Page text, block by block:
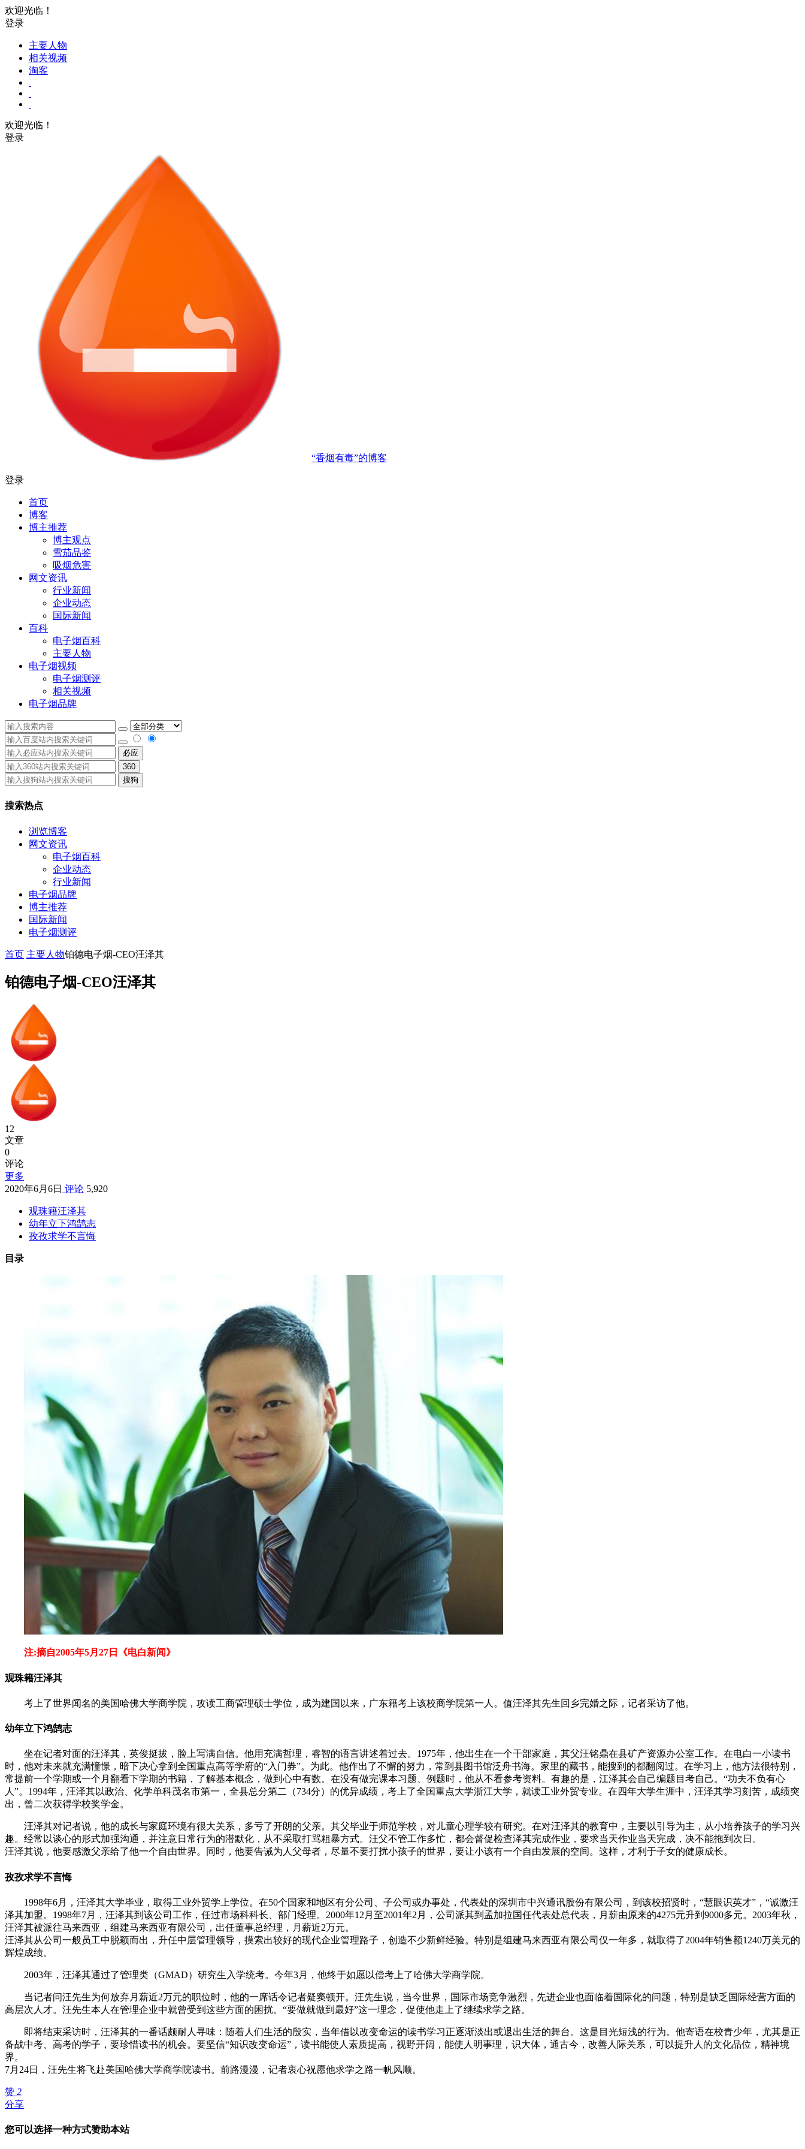
欢迎光临！
登录
主要人物
相关视频
淘客
欢迎光临！
登录
“香烟有毒”的博客
登录
首页
博客
博主推荐
博主观点
雪茄品鉴
吸烟危害
网文资讯
行业新闻
企业动态
国际新闻
百科
电子烟百科
主要人物
电子烟视频
电子烟测评
相关视频
电子烟品牌
必应
360
搜狗
搜索热点
浏览博客
网文资讯
电子烟百科
企业动态
行业新闻
电子烟品牌
博主推荐
国际新闻
电子烟测评
首页 主要人物铂德电子烟-CEO汪泽其
铂德电子烟-CEO汪泽其
12
文章
0
评论
更多
2020年6月6日 评论 5,920
观珠籍汪泽其
幼年立下鸿鹄志
孜孜求学不言悔
目录
注:摘自2005年5月27日《电白新闻》
观珠籍汪泽其
考上了世界闻名的美国哈佛大学商学院，攻读工商管理硕士学位，成为建国以来，广东籍考上该校商学院第一人。值汪泽其先生回乡完婚之际，记者采访了他。
幼年立下鸿鹄志
坐在记者对面的汪泽其，英俊挺拔，脸上写满自信。他用充满哲理，睿智的语言讲述着过去。1975年，他出生在一个干部家庭，其父汪铭鼎在县矿产资源办公室工作。在电白一小读书
时，他对未来就充满憧憬，暗下决心拿到全国重点高等学府的“入门券”。为此。他作出了不懈的努力，常到县图书馆泛舟书海。家里的藏书，能搜到的都翻阅过。在学习上，他方法很特别，
常提前一个学期或一个月翻看下学期的书籍，了解基本概念，做到心中有数。在没有做完课本习题、例题时，他从不看参考资料。有趣的是，江泽其会自己编题目考自己。“功夫不负有心
人”。1994年，汪泽其以政治、化学单科茂名市第一，全县总分第二（734分）的优异成绩，考上了全国重点大学浙江大学，就读工业外贸专业。在四年大学生涯中，汪泽其学习刻苦，成绩突
出，曾二次获得学校奖学金。
汪泽其对记者说，他的成长与家庭环境有很大关系，多亏了开朗的父亲。其父毕业于师范学校，对儿童心理学较有研究。在对汪泽其的教育中，主要以引导为主，从小培养孩子的学习兴
趣。经常以谈心的形式加强沟通，并注意日常行为的潜默化，从不采取打骂粗暴方式。汪父不管工作多忙，都会督促检查泽其完成作业，要求当天作业当天完成，决不能拖到次日。
汪泽其说，他要感激父亲给了他一个自由世界。同时，他要告诫为人父母者，尽量不要打扰小孩子的世界，要让小该有一个自由发展的空间。这样，才利于子女的健康成长。
孜孜求学不言悔
1998年6月，汪泽其大学毕业，取得工业外贸学上学位。在50个国家和地区有分公司、子公司或办事处，代表处的深圳市中兴通讯股份有限公司，到该校招贤时，“慧眼识英才”，“诚激汪
泽其加盟。1998年7月，汪泽其到该公司工作，任过市场科科长、部门经理。2000年12月至2001年2月，公司派其到孟加拉国任代表处总代表，月薪由原来的4275元升到9000多元。2003年秋，
汪泽其被派往马来西亚，组建马来西亚有限公司，出任董事总经理，月薪近2万元。
汪泽其从公司一般员工中脱颖而出，升任中层管理领导，摸索出较好的现代企业管理路子，创造不少新鲜经验。特别是组建马来西亚有限公司仅一年多，就取得了2004年销售额1240万美元的
辉煌成绩。
2003年，汪泽其通过了管理类（GMAD）研究生入学统考。今年3月，他终于如愿以偿考上了哈佛大学商学院。
当记者问汪先生为何放弃月薪近2万元的职位时，他的一席话令记者疑窦顿开。汪先生说，当今世界，国际市场竞争激烈，先进企业也面临着国际化的问题，特别是缺乏国际经营方面的
高层次人才。汪先生本人在管理企业中就曾受到这些方面的困扰。“要做就做到最好”这一理念，促使他走上了继续求学之路。
即将结束采访时，汪泽其的一番话颇耐人寻味：随着人们生活的殷实，当年借以改变命运的读书学习正逐渐淡出或退出生活的舞台。这是目光短浅的行为。他寄语在校青少年，尤其是正
备战中考、高考的学子，要珍惜读书的机会。要坚信“知识改变命运”，读书能使人素质提高，视野开阔，能使人明事理，识大体，通古今，改善人际关系，可以提升人的文化品位，精神境
界。
7月24日，汪先生将飞赴美国哈佛大学商学院读书。前路漫漫，记者衷心祝愿他求学之路一帆风顺。
赞 2
分享
您可以选择一种方式赞助本站